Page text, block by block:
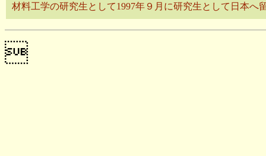
材料工学の研究生として1997年９月に研究生として日本へ
